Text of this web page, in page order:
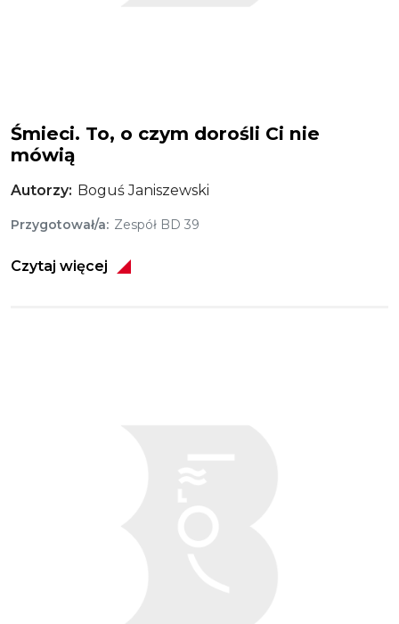
Śmieci. To, o czym dorośli Ci nie
mówią
Autorzy Boguś Janiszewski
Przygotował/a Zespół BD 39
Czytaj więcej